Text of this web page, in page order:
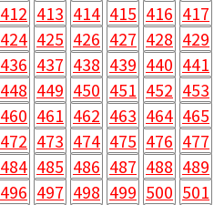
412 413 414 415 416 417
424 425 426 427 428 429
436 437 438 439 440 441
448 449 450 451 452 453
460 461 462 463 464 465
472 473 474 475 476 477
484 485 486 487 488 489
496 497 498 499 500 501